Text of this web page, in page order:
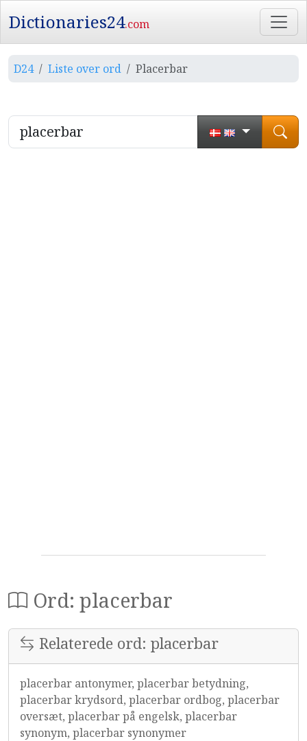
Dictionaries24.com
D24 Liste over ord Placerbar
Ord: placerbar
Relaterede ord: placerbar
placerbar antonymer, placerbar betydning,
placerbar krydsord, placerbar ordbog, placerbar
oversæt, placerbar på engelsk, placerbar
synonym, placerbar synonymer